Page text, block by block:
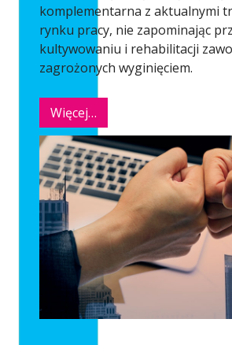
komplementarna z aktualnymi
rynku pracy, nie zapominając
kultywowaniu i rehabilitacji
zagrożonych wyginięciem.
Więcej…